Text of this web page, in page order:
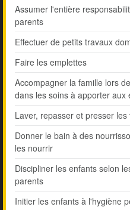
Assumer l'entière
parents
Effectuer de petits travaux
Faire les emplettes
Accompagner la famille lors
dans les soins à apporter
Laver, repasser et presser
Donner le bain à des
les nourrir
Discipliner les enfants selon
parents
Initier les enfants à l'hygiène